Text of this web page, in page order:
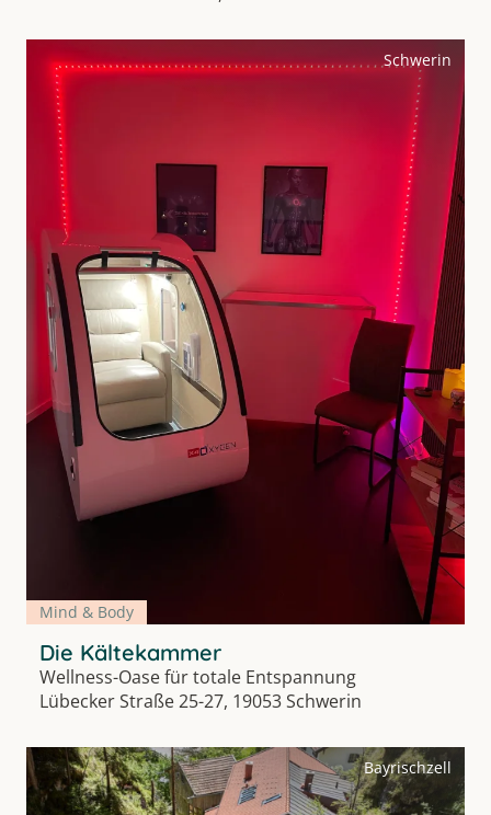
Schwerin
Mind & Body
Die Kältekammer
Wellness-Oase für totale Entspannung
Lübecker Straße 25-27, 19053 Schwerin
Bayrischzell